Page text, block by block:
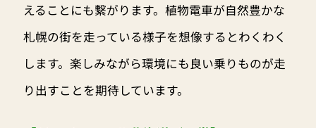
えることにも繋がります。植物電車が自然豊かな
札幌の街を走っている様子を想像するとわくわく
します。楽しみながら環境にも良い乗りものが走
り出すことを期待しています。